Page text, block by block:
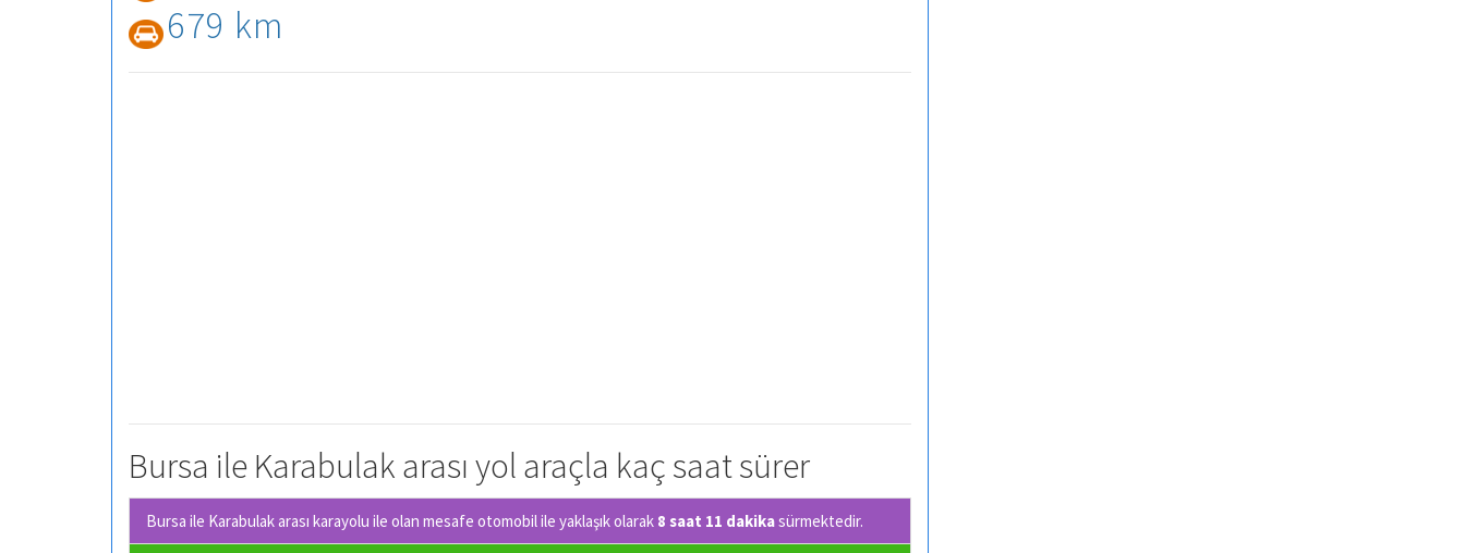
679 km
Bursa ile Karabulak arası yol araçla kaç saat sürer
Bursa ile Karabulak arası karayolu ile olan mesafe otomobil ile yaklaşık olarak 8 saat 11 dakikasürmektedir.